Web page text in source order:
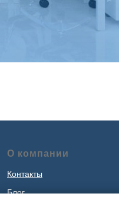
О компании
Контакты
Блог